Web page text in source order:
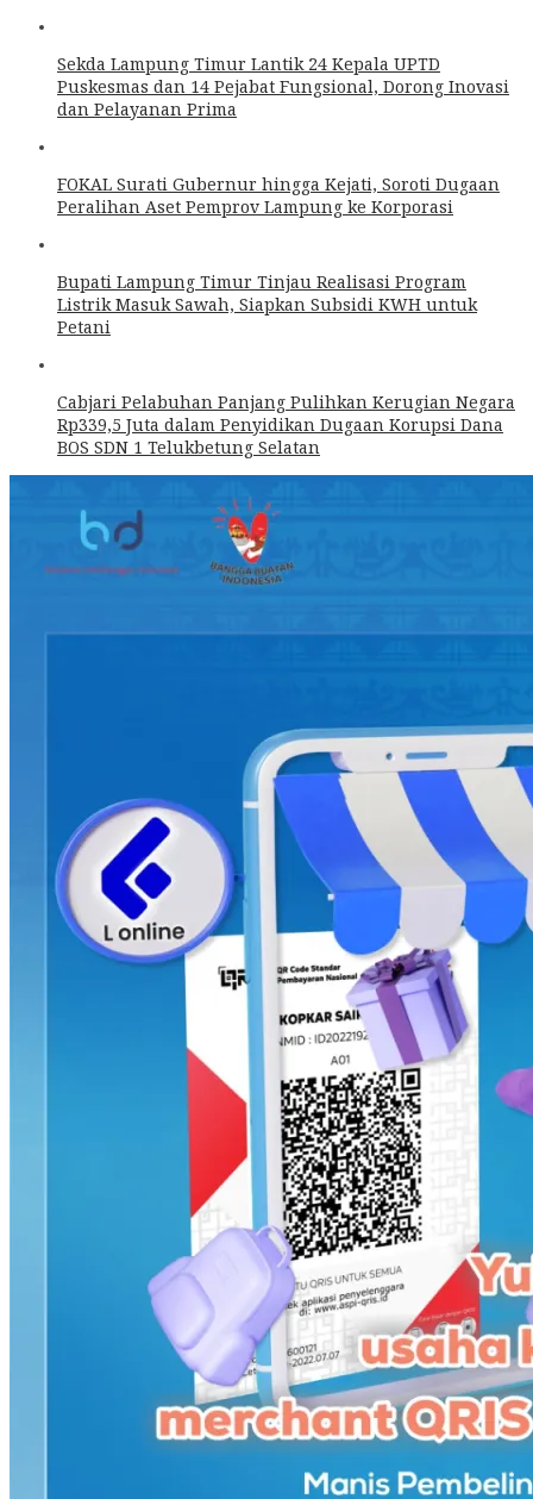
Sekda Lampung Timur Lantik 24 Kepala UPTD
Puskesmas dan 14 Pejabat Fungsional, Dorong Inovasi
dan Pelayanan Prima
FOKAL Surati Gubernur hingga Kejati, Soroti Dugaan
Peralihan Aset Pemprov Lampung ke Korporasi
Bupati Lampung Timur Tinjau Realisasi Program
Listrik Masuk Sawah, Siapkan Subsidi KWH untuk
Petani
Cabjari Pelabuhan Panjang Pulihkan Kerugian Negara
Rp339,5 Juta dalam Penyidikan Dugaan Korupsi Dana
BOS SDN 1 Telukbetung Selatan